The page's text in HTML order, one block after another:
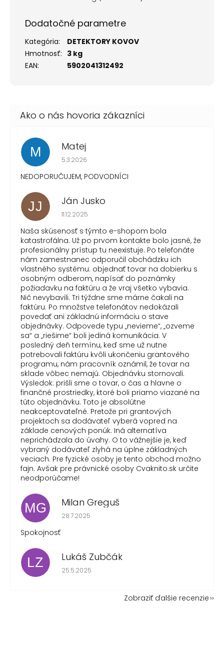
Dodatočné parametre
Kategória:
DETEKTORY KOVOV
Hmotnosť: 3 kg
EAN: 5902041312492
M Matej
Hodnotenie obchodu je 1 z 5 hviezdičiek.
5.3.2026
NEDOPORUČUJEM, PODVODNÍCI
JJ Ján Jusko
Hodnotenie obchodu je 1 z 5 hviezdičiek.
11.12.2025
Naša skúsenosť s týmto e-shopom bola
katastrofálna. Už po prvom kontakte bolo jasné, že
profesionálny prístup tu neexistuje. Po telefonáte
nám zamestnanec odporučil obchádzku ich
vlastného systému: objednať tovar na dobierku s
osobným odberom, napísať do poznámky
požiadavku na faktúru a že vraj všetko vybavia.
Nič nevybavili. Tri týždne sme márne čakali na
faktúru. Po množstve telefonátov nedokázali
povedať ani základnú informáciu o stave
objednávky. Odpovede typu „nevieme“, „ozveme
sa“ a „riešime“ boli jediná komunikácia. V
posledný deň termínu, keď sme už nutne
potrebovali faktúru kvôli ukončeniu grantového
programu, nám pracovník oznámil, že tovar na
sklade vôbec nemajú. Objednávku stornovali.
Výsledok: prišli sme o tovar, o čas a hlavne o
finančné prostriedky, ktoré boli priamo viazané na
túto objednávku. Toto je absolútne
neakceptovateľné. Pretože pri grantových
projektoch sa dodávateľ vyberá vopred na
základe cenových ponúk. Iná alternatíva
neprichádzala do úvahy. O to vážnejšie je, keď
vybraný dodávateľ zlyhá na úplne základných
veciach. Pre fyzické osoby je tento obchod možno
fajn. Avšak pre právnické osoby Cvaknito.sk určite
neodporúčame!
MG Milan Greguš
Hodnotenie obchodu je 5 z 5 hviezdičiek.
28.7.2025
Spokojnosť
LZ Lukáš Zubčák
Hodnotenie obchodu je 5 z 5 hviezdičiek.
25.5.2025
Zobraziť ďalšie recenzie